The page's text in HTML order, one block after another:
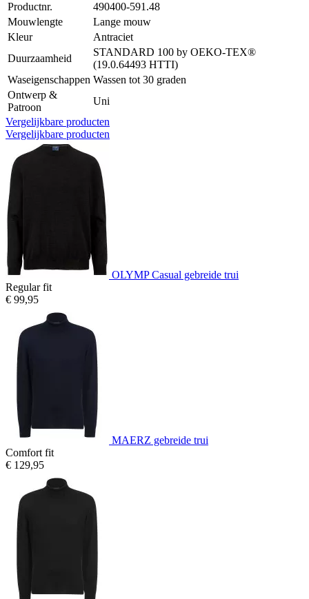
Productnr.
490400-591.48
Mouwlengte
Lange mouw
Kleur
Antraciet
Duurzaamheid
STANDARD 100 by OEKO-TEX®
(19.0.64493 HTTI)
Waseigenschappen Wassen tot 30 graden
Ontwerp &
Patroon
Uni
Vergelijkbare producten
Vergelijkbare producten
OLYMP Casual gebreide trui
Regular fit
€ 99,95
MAERZ gebreide trui
Comfort fit
€ 129,95